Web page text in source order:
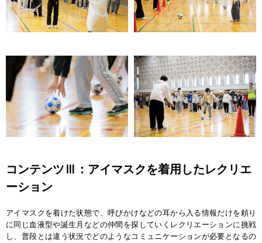
コンテンツⅢ：アイマスクを着用したレクリエ
ーション
アイマスクを着けた状態で、呼びかけなどの耳から入る情報だけを頼り
に同じ血液型や誕生月などの仲間を探していくレクリエーションに挑戦
し、普段とは違う状況でどのようなコミュニケーションが必要となるの